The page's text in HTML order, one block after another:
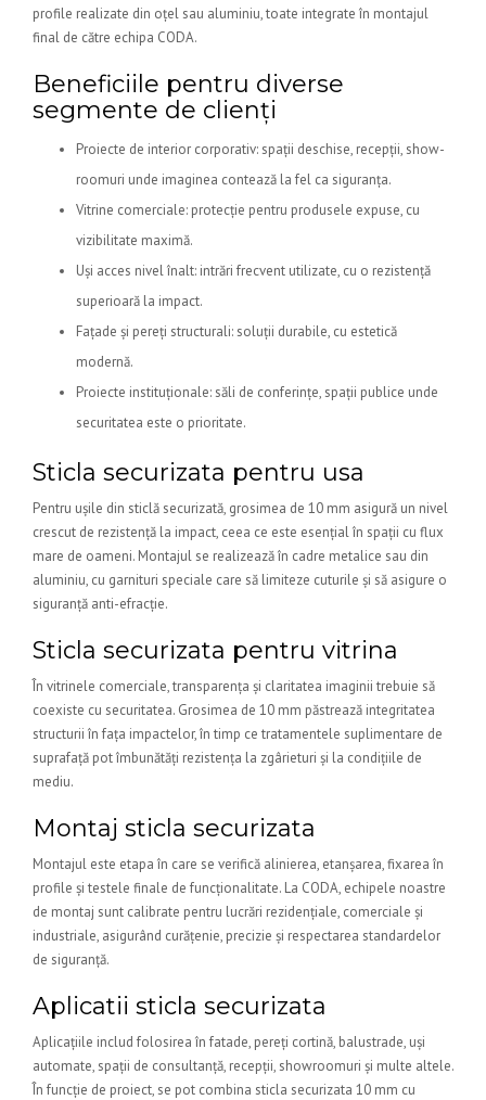
profile realizate din oțel sau aluminiu, toate integrate în montajul
final de către echipa CODA.
Beneficiile pentru diverse
segmente de clienți
Proiecte de interior corporativ: spații deschise, recepții, show-
roomuri unde imaginea contează la fel ca siguranța.
Vitrine comerciale: protecție pentru produsele expuse, cu
vizibilitate maximă.
Uși acces nivel înalt: intrări frecvent utilizate, cu o rezistență
superioară la impact.
Fațade și pereți structurali: soluții durabile, cu estetică
modernă.
Proiecte instituționale: săli de conferințe, spații publice unde
securitatea este o prioritate.
Sticla securizata pentru usa
Pentru ușile din sticlă securizată, grosimea de 10 mm asigură un nivel
crescut de rezistență la impact, ceea ce este esențial în spații cu flux
mare de oameni. Montajul se realizează în cadre metalice sau din
aluminiu, cu garnituri speciale care să limiteze cuturile și să asigure o
siguranță anti-efracție.
Sticla securizata pentru vitrina
În vitrinele comerciale, transparența și claritatea imaginii trebuie să
coexiste cu securitatea. Grosimea de 10 mm păstrează integritatea
structurii în fața impactelor, în timp ce tratamentele suplimentare de
suprafață pot îmbunătăți rezistența la zgârieturi și la condițiile de
mediu.
Montaj sticla securizata
Montajul este etapa în care se verifică alinierea, etanșarea, fixarea în
profile și testele finale de funcționalitate. La CODA, echipele noastre
de montaj sunt calibrate pentru lucrări rezidențiale, comerciale și
industriale, asigurând curățenie, precizie și respectarea standardelor
de siguranță.
Aplicatii sticla securizata
Aplicațiile includ folosirea în fatade, pereți cortină, balustrade, uși
automate, spații de consultanță, recepții, showroomuri și multe altele.
În funcție de proiect, se pot combina sticla securizata 10 mm cu